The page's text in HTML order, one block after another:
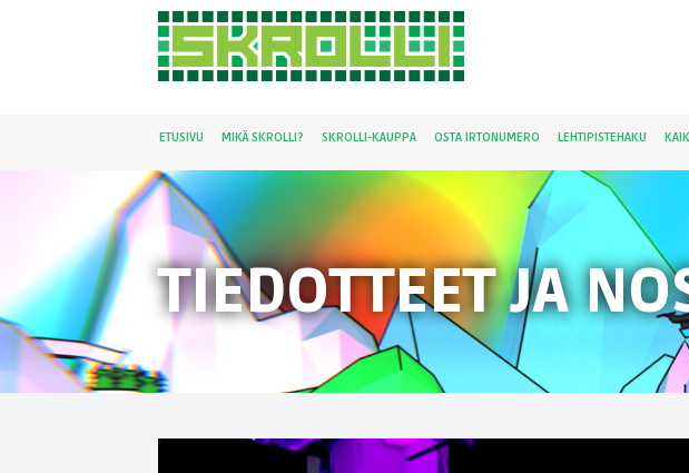
ETUSIVU MIKÄ SKROLLI? SKROLLI-KAUPPA OSTA IRTONUMERO LEHTIPISTEHAKU
TIEDOTTEET JA